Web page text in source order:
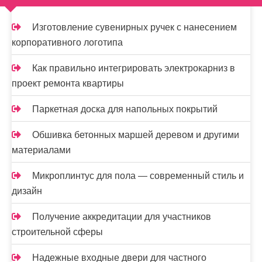
а
п
и
с
я
м
Изготовление сувенирных ручек с нанесением
корпоративного логотипа
Как правильно интегрировать электрокарниз в
проект ремонта квартиры
Паркетная доска для напольных покрытий
Обшивка бетонных маршей деревом и другими
материалами
Микроплинтус для пола — современный стиль и
дизайн
Получение аккредитации для участников
строительной сферы
Надежные входные двери для частного